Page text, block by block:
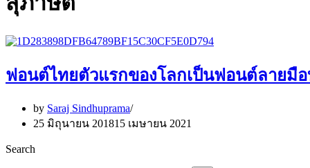
ฟอนต์ไทยตัวแรกของโลกเป็นฟอนต์ลายมื
by Saraj Sindhuprama
25 มิถุนายน 201815 เมษายน 2021
Search